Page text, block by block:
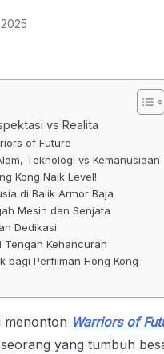
vs Realita
of Future
Teknologi vs Kemanusiaan
Kong Naik Level!
di Balik Armor Baja
Mesin dan Senjata
Dedikasi
Tengah Kehancuran
bagi Perfilman Hong Kong
menonton Warriors of
yang tumbuh